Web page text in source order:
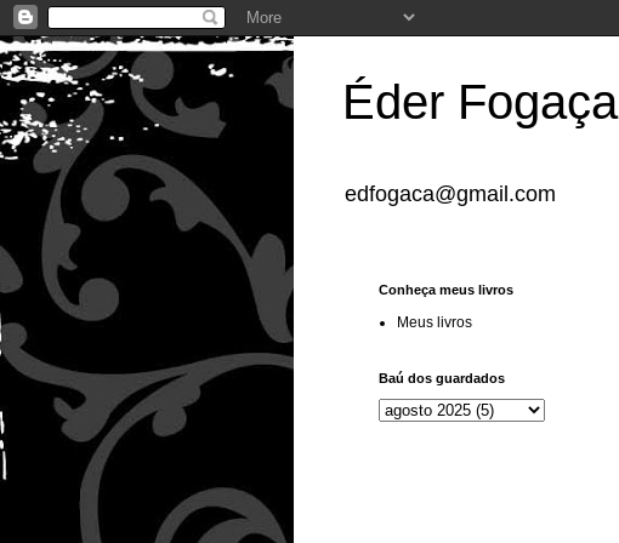
Éder Fogaça
edfogaca@gmail.com
Conheça meus livros
Meus livros
Baú dos guardados